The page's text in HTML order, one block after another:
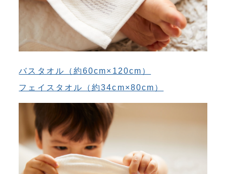
バスタオル（約60cm×120cm）
フェイスタオル（約34cm×80cm）